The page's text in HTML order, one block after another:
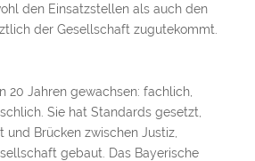
den Einsatzstellen als auch den
der Gesellschaft zugutekommt.
20 Jahren gewachsen: fachlich,
Sie hat Standards gesetzt,
und Brücken zwischen Justiz,
gebaut. Das Bayerische